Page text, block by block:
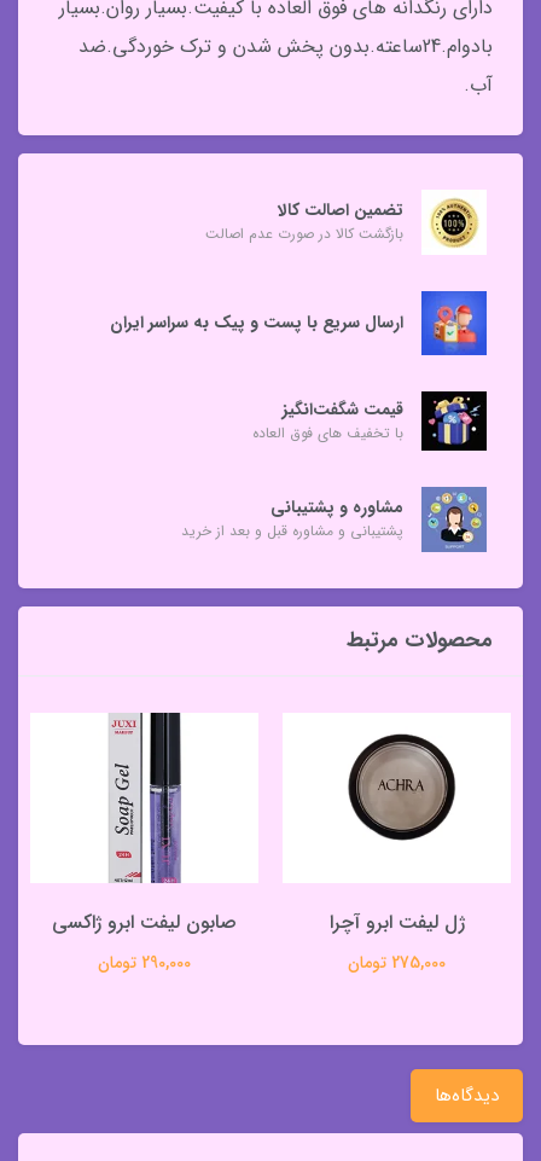
دارای رنگدانه های فوق العاده با کیفیت.بسیار روان.بسیار
بادوام.24ساعته.بدون پخش شدن و ترک خوردگی.ضد
آب.
تضمین اصالت کالا
بازگشت کالا در صورت عدم اصالت
ارسال سریع با پست و پیک به سراسر ایران
قیمت شگفت‌انگیز
با تخفیف های فوق العاده
مشاوره و پشتیبانی
پشتیبانی و مشاوره قبل و بعد از خرید
محصولات مرتبط
ژل لیفت ابرو آچرا
275,000 تومان
صابون لیفت ابرو ژاکسی
290,000 تومان
دیدگاه‌ها